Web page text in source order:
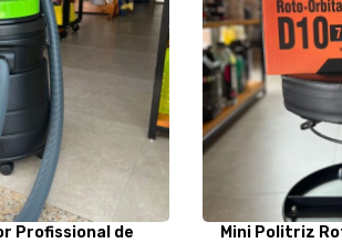
Profissional de
Mini Politriz